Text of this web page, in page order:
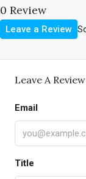
0 Review
Leave a Review
Leave A Review
Email
Title